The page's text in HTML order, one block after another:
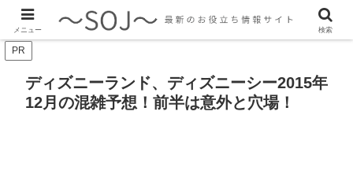
最新のトレンド情報、生活に役立つ情報をご紹介します
PR
ディズニーランド、ディズニーシー2015年
12月の混雑予想！前半は意外と穴場！
メニュー 検索